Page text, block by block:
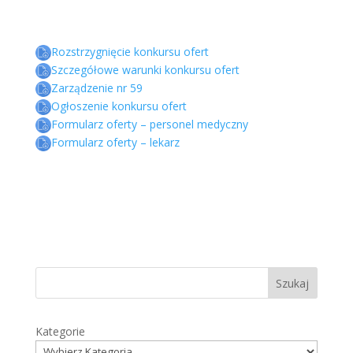
Rozstrzygnięcie konkursu ofert
Szczegółowe warunki konkursu ofert
Zarządzenie nr 59
Ogłoszenie konkursu ofert
Formularz oferty – personel medyczny
Formularz oferty – lekarz
Szukaj
Kategorie